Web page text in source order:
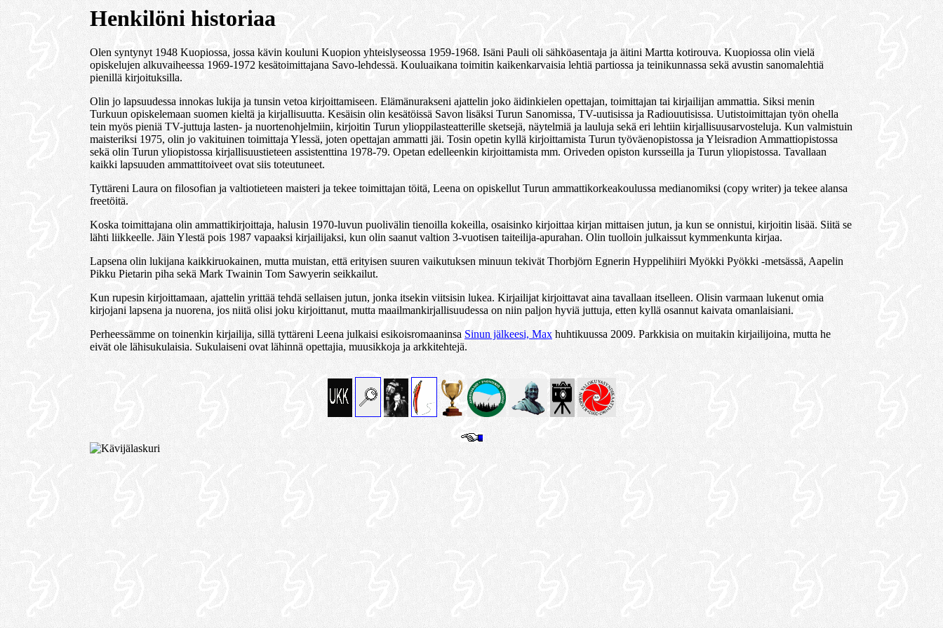
Henkilöni historiaa
Olen syntynyt 1948 Kuopiossa, jossa kävin kouluni Kuopion yhteislyseossa 1959-1968. Isäni Pauli oli sähköasentaja ja äitini Martta kotirouva. Kuopiossa olin vielä
opiskelujen alkuvaiheessa 1969-1972 kesätoimittajana Savo-lehdessä. Kouluaikana toimitin kaikenkarvaisia lehtiä partiossa ja teinikunnassa sekä avustin sanomalehtiä
pienillä kirjoituksilla.
Olin jo lapsuudessa innokas lukija ja tunsin vetoa kirjoittamiseen. Elämänurakseni ajattelin joko äidinkielen opettajan, toimittajan tai kirjailijan ammattia. Siksi menin
Turkuun opiskelemaan suomen kieltä ja kirjallisuutta. Kesäisin olin kesätöissä Savon lisäksi Turun Sanomissa, TV-uutisissa ja Radiouutisissa. Uutistoimittajan työn ohella
tein myös pieniä TV-juttuja lasten- ja nuortenohjelmiin, kirjoitin Turun ylioppilasteatterille sketsejä, näytelmiä ja lauluja sekä eri lehtiin kirjallisuusarvosteluja. Kun valmistuin
maisteriksi 1975, olin jo vakituinen toimittaja Ylessä, joten opettajan ammatti jäi. Tosin opetin kyllä kirjoittamista Turun työväenopistossa ja Yleisradion Ammattiopistossa
sekä olin Turun yliopistossa kirjallisuustieteen assistenttina 1978-79. Opetan edelleenkin kirjoittamista mm. Oriveden opiston kursseilla ja Turun yliopistossa. Tavallaan
kaikki lapsuuden ammattitoiveet ovat siis toteutuneet.
Tyttäreni Laura on filosofian ja valtiotieteen maisteri ja tekee toimittajan töitä, Leena on opiskellut Turun ammattikorkeakoulussa medianomiksi (copy writer) ja tekee alansa
freetöitä.
Koska toimittajana olin ammattikirjoittaja, halusin 1970-luvun puolivälin tienoilla kokeilla, osaisinko kirjoittaa kirjan mittaisen jutun, ja kun se onnistui, kirjoitin lisää. Siitä se
lähti liikkeelle. Jäin Ylestä pois 1987 vapaaksi kirjailijaksi, kun olin saanut valtion 3-vuotisen taiteilija-apurahan. Olin tuolloin julkaissut kymmenkunta kirjaa.
Lapsena olin lukijana kaikkiruokainen, mutta muistan, että erityisen suuren vaikutuksen minuun tekivät Thorbjörn Egnerin Hyppelihiiri Myökki Pyökki -metsässä, Aapelin
Pikku Pietarin piha sekä Mark Twainin Tom Sawyerin seikkailut.
Kun rupesin kirjoittamaan, ajattelin yrittää tehdä sellaisen jutun, jonka itsekin viitsisin lukea. Kirjailijat kirjoittavat aina tavallaan itselleen. Olisin varmaan lukenut omia
kirjojani lapsena ja nuorena, jos niitä olisi joku kirjoittanut, mutta maailmankirjallisuudessa on niin paljon hyviä juttuja, etten kyllä osannut kaivata omanlaisiani.
Perheessämme on toinenkin kirjailija, sillä tyttäreni Leena julkaisi esikoisromaaninsaSinun jälkeesi, Maxhuhtikuussa 2009. Parkkisia on muitakin kirjailijoina, mutta he
eivät ole lähisukulaisia. Sukulaiseni ovat lähinnä opettajia, muusikkoja ja arkkitehtejä.